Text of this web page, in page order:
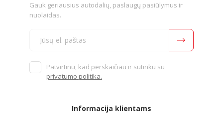
Gauk geriausius autodalių, paslaugų pasiūlymus ir
nuolaidas.
Patvirtinu, kad perskaičiau ir sutinku su
privatumo politika.
Informacija klientams